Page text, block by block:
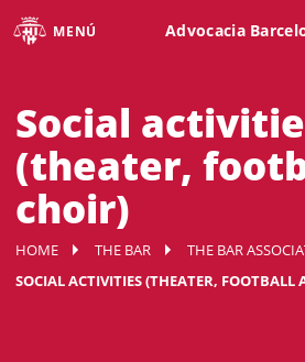
MENÚ Advocacia
Social
(theater,
choir)
HOME THE BAR
THE BAR
SOCIAL ACTIVITIES (THEATER, FOOTBALL